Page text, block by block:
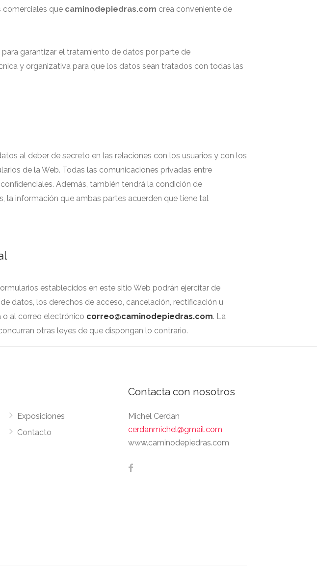
comerciales que caminodepiedras.com crea conveniente de
garantizar el tratamiento de datos por parte de
y organizativa para que los datos sean tratados con todas las
al deber de secreto en las relaciones con los usuarios y con los
de la Web. Todas las comunicaciones privadas entre
Además, también tendrá la condición de
la información que ambas partes acuerden que tiene tal
establecidos en este sitio Web podrán ejercitar de
datos, los derechos de acceso, cancelación, rectificación u
al correo electrónico correo@caminodepiedras.com. La
otras leyes de que dispongan lo contrario.
Exposiciones
Contacto
Contacta con nosotros
Michel Cerdan
cerdanmichel@gmail.com
www.caminodepiedras.com